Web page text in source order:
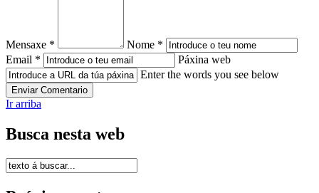
Mensaxe *
Nome *
Email *
Páxina web
Enter the words you see below
Ir arriba
Busca nesta web